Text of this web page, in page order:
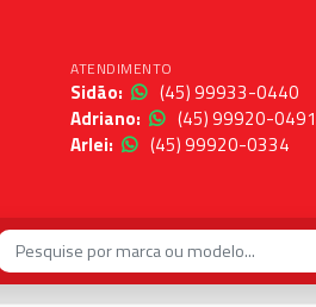
ATENDIMENTO
Sidão:
(45) 99933-0440
Adriano:
(45) 99920-0491
Arlei:
(45) 99920-0334